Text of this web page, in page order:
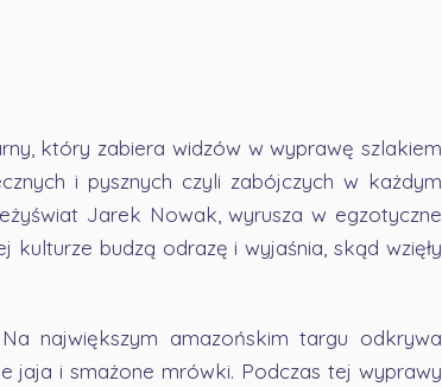
który zabiera widzów w wyprawę szlakiem
i pysznych czyli zabójczych w każdym
Jarek Nowak, wyrusza w egzotyczne
budzą odrazę i wyjaśnia, skąd wzięły
największym amazońskim targu odkrywa
jaja i smażone mrówki. Podczas tej wyprawy